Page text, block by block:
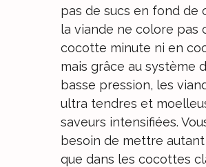
pas de sucs en fond de
la viande ne colore pas
cocotte minute ni en
mais grâce au système
basse pression, les
ultra tendres et
saveurs intensifiées.
besoin de mettre
que dans les cocottes